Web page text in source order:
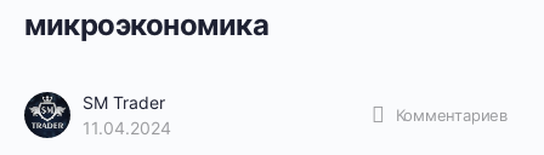
микроэкономика
SM Trader
11.04.2024
Комментариев